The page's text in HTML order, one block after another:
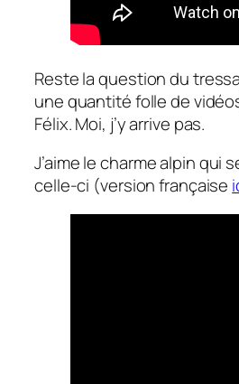
Reste la question du
une quantité folle de
Félix. Moi, j’y arrive pas.
J’aime le charme alpin qui
celle-ci (version française